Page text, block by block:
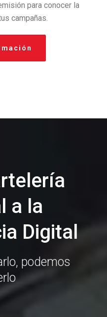
para conocer la
campañas.
a la
Digital
podemos